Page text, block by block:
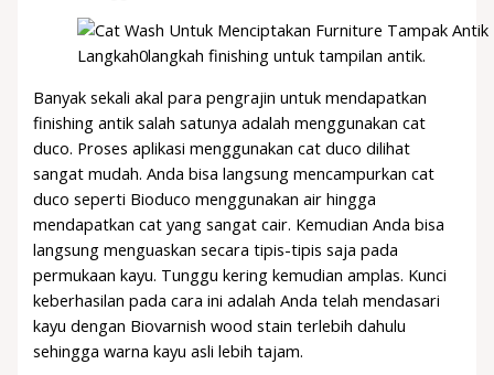
Langkah0langkah finishing untuk tampilan antik.
Banyak sekali akal para pengrajin untuk mendapatkan
finishing antik salah satunya adalah menggunakan cat
duco. Proses aplikasi menggunakan cat duco dilihat
sangat mudah. Anda bisa langsung mencampurkan cat
duco seperti Bioduco menggunakan air hingga
mendapatkan cat yang sangat cair. Kemudian Anda bisa
langsung menguaskan secara tipis-tipis saja pada
permukaan kayu. Tunggu kering kemudian amplas. Kunci
keberhasilan pada cara ini adalah Anda telah mendasari
kayu dengan Biovarnish wood stain terlebih dahulu
sehingga warna kayu asli lebih tajam.